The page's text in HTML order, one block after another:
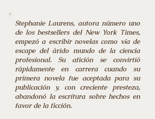
Stephanie Laurens, autora número uno
de los bestsellers del New York Times,
empezó a escribir novelas como vía de
escape del árido mundo de la ciencia
profesional. Su afición se convirtió
rápidamente en carrera cuando su
primera novela fue aceptada para su
publicación y, con creciente presteza,
abandonó la escritura sobre hechos en
favor de la ficción.